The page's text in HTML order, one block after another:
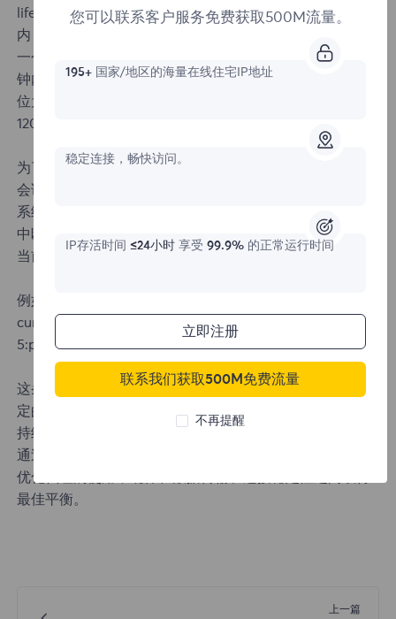
life 参数指的是一个代理IP的总使用时间。在这个时间范围
内，代理IP是有效的，可以进行连接和数据传输。例如，
一个代理IP的生命周期可能是30分钟。这意味着在这30分
钟内，该IP是有效并可用的。（ life ：IP的使用时长，单
位为分钟，flyproxy 提供的 life 最小值为1，最大值为
120（2小时））
为了确保连接的稳定性， flyproxy.com
会话期间保持代理IP不变。即使代理IP的 life 即将结束，
系统也会提前更换新的代理IP，以确保会话的连续性和不
中断的用户体验。这意味着您可以获得无缝的连接，即使
当前的代理IP已经接近其生命周期的终点。
例如：
curl -x username_area-FR_session-abc1234_life-
5:password@proxy.flyproxy.com:1212 https://api.ip.cc/
这条命令将会在生命周期（ life ）设定的5分钟内，通过指
定的会话ID（ session ）保持相同的代理IP，提供稳定且
持续的连接。
通过合理设置 life 和 session 参数，您可以根据具体需求
优化代理的使用，确保在数据传输和连接稳定性之间取得
最佳平衡。
上一篇
您可以联系客户服务免费获取500M流量。
195+国家/地区的海量在线住宅IP地址
稳定连接，畅快访问。
IP存活时间 ≤24小时享受 99.9%的正常运行时间
立即注册
联系我们获取500M免费流量
不再提醒